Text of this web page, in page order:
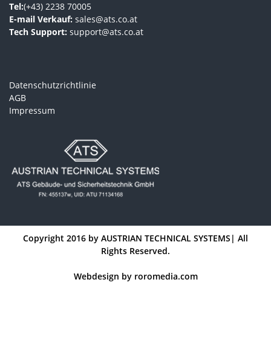
Tel:(+43) 2238 70005
E-mail Verkauf: sales@ats.co.at
Tech Support: support@ats.co.at
Datenschutzrichtlinie
AGB
Impressum
Copyright 2016 by AUSTRIAN TECHNICAL SYSTEMS | All
Rights Reserved.
Webdesign by roromedia.com